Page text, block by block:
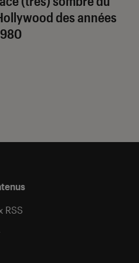
des années
RSS